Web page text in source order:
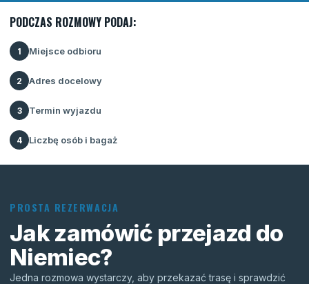
PODCZAS ROZMOWY PODAJ:
1 Miejsce odbioru
2 Adres docelowy
3 Termin wyjazdu
4 Liczbę osób i bagaż
PROSTA REZERWACJA
Jak zamówić przejazd do
Niemiec?
Jedna rozmowa wystarczy, aby przekazać trasę i sprawdzić